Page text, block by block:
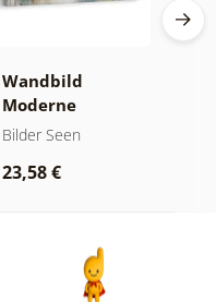
Wandbild
Moderne
Abstraktion mit
Bilder Seen
23,58 €